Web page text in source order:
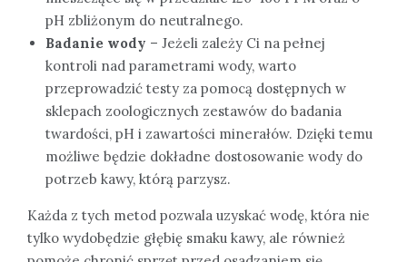
pH zbliżonym do neutralnego.
Badanie wody – Jeżeli zależy Ci na pełnej
kontroli nad parametrami wody, warto
przeprowadzić testy za pomocą dostępnych w
sklepach zoologicznych zestawów do badania
twardości, pH i zawartości minerałów. Dzięki temu
możliwe będzie dokładne dostosowanie wody do
potrzeb kawy, którą parzysz.
Każda z tych metod pozwala uzyskać wodę, która nie
tylko wydobędzie głębię smaku kawy, ale również